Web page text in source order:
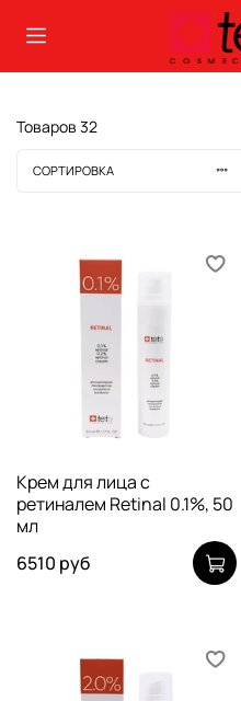
Товаров 32
СОРТИРОВКА
Крем для лица с
ретиналем Retinal 0.1%, 50
мл
6510 руб